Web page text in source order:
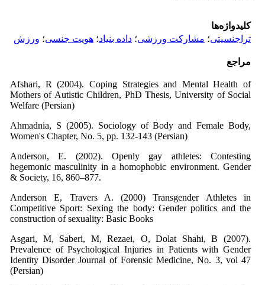
کلیدواژه‌ها
تراجنسیتی؛ مشارکت ورزشی؛ داده بنیاد؛ هویت جنسی؛ ورزش
مراجع
Afshari, R (2004). Coping Strategies and Mental Health of
Mothers of Autistic Children, PhD Thesis, University of Social
Welfare (Persian)
Ahmadnia, S (2005). Sociology of Body and Female Body,
Women's Chapter, No. 5, pp. 132-143 (Persian)
Anderson, E. (2002). Openly gay athletes: Contesting
hegemonic masculinity in a homophobic environment. Gender
& Society, 16, 860–877.
Anderson E, Travers A. (2000) Transgender Athletes in
Competitive Sport: Sexing the body: Gender politics and the
construction of sexuality: Basic Books
Asgari, M, Saberi, M, Rezaei, O, Dolat Shahi, B (2007).
Prevalence of Psychological Injuries in Patients with Gender
Identity Disorder Journal of Forensic Medicine, No. 3, vol 47
(Persian)